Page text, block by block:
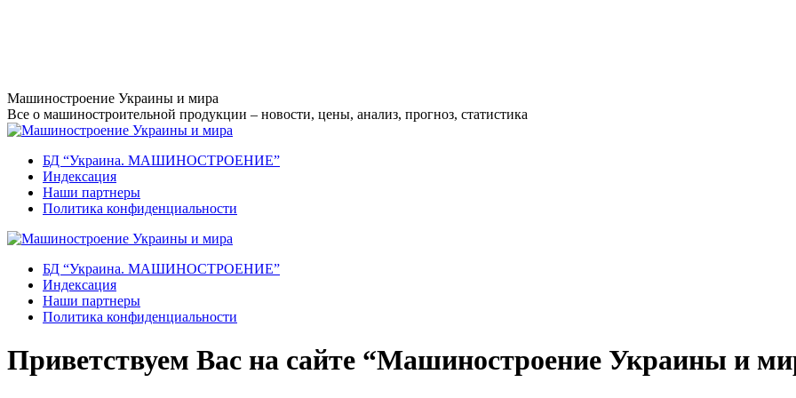
Перейти
к
содержанию
Машиностроение Украины и мира
Все о машиностроительной продукции – новости, цены, анализ, прогноз, статистика
БД “Украина. МАШИНОСТРОЕНИЕ”
Индекcация
Наши партнеры
Политика конфиденциальности
БД “Украина. МАШИНОСТРОЕНИЕ”
Индекcация
Наши партнеры
Политика конфиденциальности
Приветствуем Вас на сайте “Машиностроение Украины и